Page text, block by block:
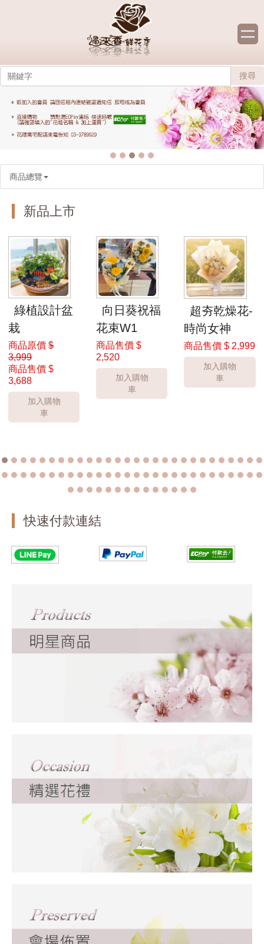
搜尋
商品總覽
新品上市
綠植設計盆
栽
商品原價 $
3,999
商品售價 $
3,688
加入購物
車
向日葵祝福
花束W1
商品售價 $
2,520
加入購物
車
超夯乾燥花-
時尚女神
商品售價 $ 2,999
加入購物
車
快速付款連結